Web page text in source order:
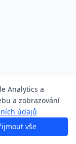
Analytics a
a zobrazování
údajů
vše